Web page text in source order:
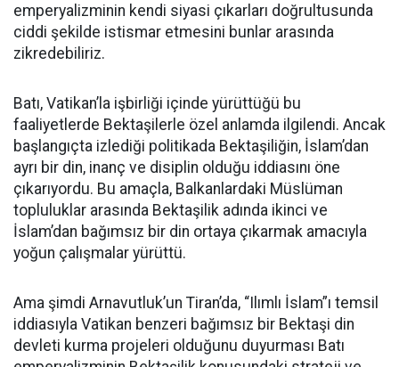
emperyalizminin kendi siyasi çıkarları doğrultusunda
ciddi şekilde istismar etmesini bunlar arasında
zikredebiliriz.
Batı, Vatikan’la işbirliği içinde yürüttüğü bu
faaliyetlerde Bektaşilerle özel anlamda ilgilendi. Ancak
başlangıçta izlediği politikada Bektaşiliğin, İslam’dan
ayrı bir din, inanç ve disiplin olduğu iddiasını öne
çıkarıyordu. Bu amaçla, Balkanlardaki Müslüman
topluluklar arasında Bektaşilik adında ikinci ve
İslam’dan bağımsız bir din ortaya çıkarmak amacıyla
yoğun çalışmalar yürüttü.
Ama şimdi Arnavutluk’un Tiran’da, “Ilımlı İslam”ı temsil
iddiasıyla Vatikan benzeri bağımsız bir Bektaşi din
devleti kurma projeleri olduğunu duyurması Batı